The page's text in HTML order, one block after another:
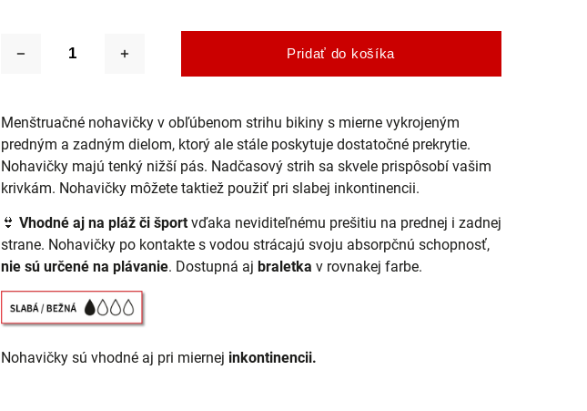
Pridať do košíka
Menštruačné nohavičky v obľúbenom strihu bikiny s mierne vykrojeným
predným a zadným dielom, ktorý ale stále poskytuje dostatočné prekrytie.
Nohavičky majú tenký nižší pás. Nadčasový strih sa skvele prispôsobí vašim
krivkám. Nohavičky môžete taktiež použiť pri slabej inkontinencii.
👙 Vhodné aj na pláž či športvďaka neviditeľnému prešitiu na prednej i zadnej
strane. Nohavičky po kontakte s vodou strácajú svoju absorpčnú schopnosť,
nie sú určené na plávanie. Dostupná aj braletka v rovnakej farbe.
Nohavičky sú vhodné aj pri miernej inkontinencii.